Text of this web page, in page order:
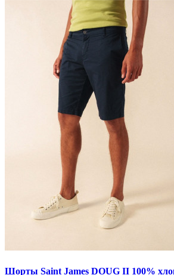
Шорты Saint James DOUG II 100%